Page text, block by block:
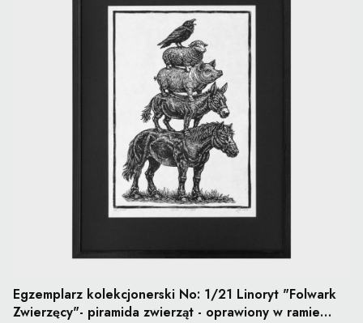
Egzemplarz kolekcjonerski No: 1/21 Linoryt "Folwark
Zwierzęcy"- piramida zwierząt - oprawiony w ramie